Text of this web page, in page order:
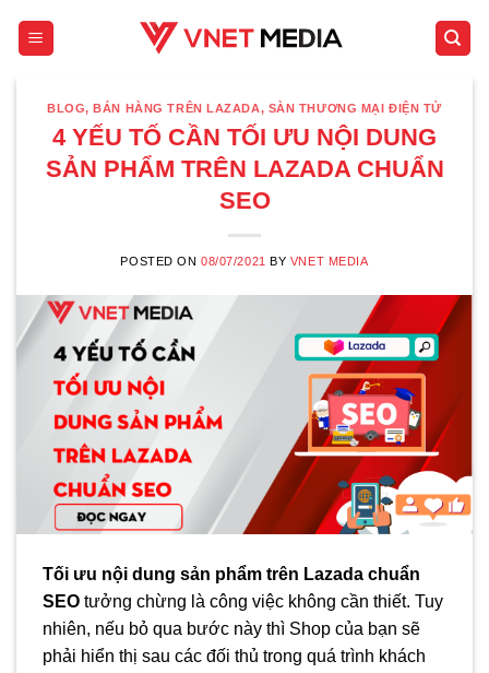
BLOG,BÁN HÀNG TRÊN LAZADA, SÀN THƯƠNG MẠI ĐIỆN TỬ
4 YẾU TỐ CẦN TỐI ƯU NỘI DUNG
SẢN PHẨM TRÊN LAZADA CHUẨN
SEO
POSTED ON08/07/2021 BY VNET MEDIA
Tối ưu nội dung sản phẩm trên Lazada chuẩn
SEO tưởng chừng là công việc không cần thiết. Tuy
nhiên, nếu bỏ qua bước này thì Shop của bạn sẽ
phải hiển thị sau các đối thủ trong quá trình khách